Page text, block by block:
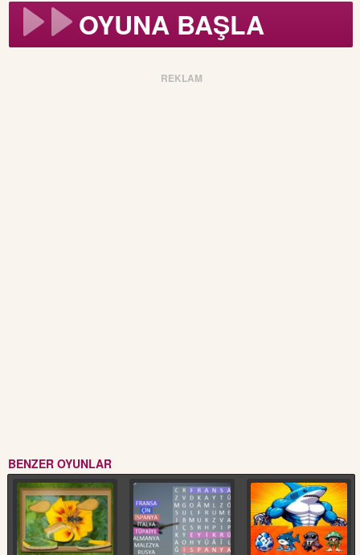
OYUNA BAŞLA
REKLAM
BENZER OYUNLAR